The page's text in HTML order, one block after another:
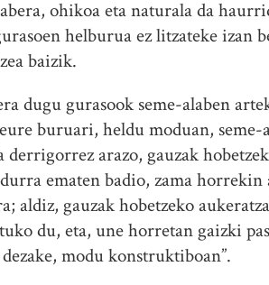
ohikoa eta naturala da
helburua ez litzateke izan
baizik.
dugu gurasook seme-alaben
buruari, heldu moduan,
derrigorrez arazo, gauzak
ematen badio, zama
aldiz, gauzak hobetzeko
du, eta, une horretan gaizki
modu konstruktiboan”.